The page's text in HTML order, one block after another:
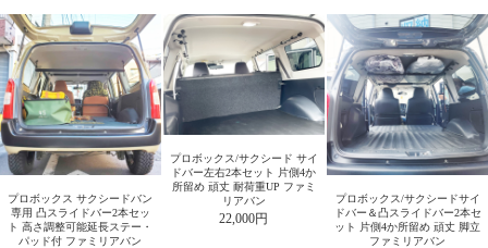
プロボックス サクシードバン
専用 凸スライドバー2本セッ
ト 高さ調整可能延長ステー・
パッド付 ファミリアバン
プロボックス/サクシード サイ
ドバー左右2本セット 片側4か
所留め 頑丈 耐荷重UP ファミ
リアバン
22,000円
プロボックス/サクシードサイ
ドバー＆凸スライドバー2本セ
ット 片側4か所留め 頑丈 脚立
ファミリアバン